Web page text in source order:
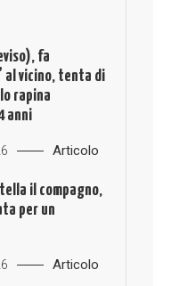
fa
al vicino, tenta di
rapina
anni
Articolo
il compagno,
per un
Articolo